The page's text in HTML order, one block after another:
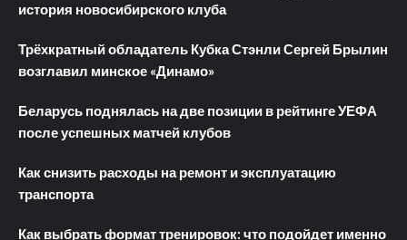
история новосибирского клуба
Трёхкратный обладатель Кубка Стэнли Сергей Брылин
возглавил минское «Динамо»
Беларусь поднялась на две позиции в рейтинге УЕФА
после успешных матчей клубов
Как снизить расходы на ремонт и эксплуатацию
транспорта
Как выбрать формат тренировок: что подойдет именно